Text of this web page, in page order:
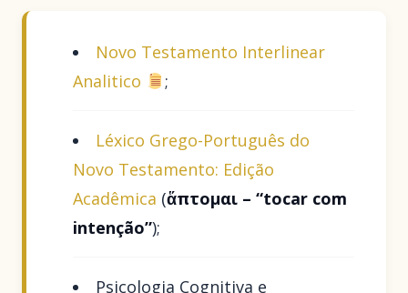
Novo Testamento Interlinear
Analitico
;
Léxico Grego-Português do
Novo Testamento: Edição
Acadêmica (ἅπτομαι – “tocar com
intenção”);
Psicologia Cognitiva e